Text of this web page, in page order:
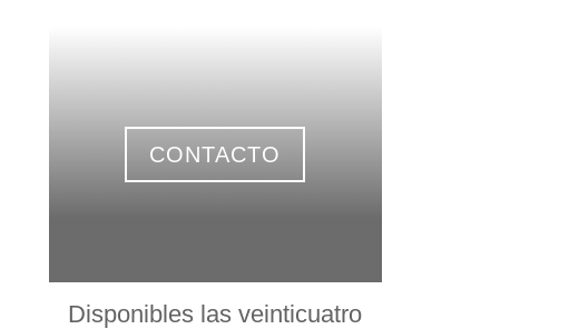
CONTACTO
Disponibles las veinticuatro